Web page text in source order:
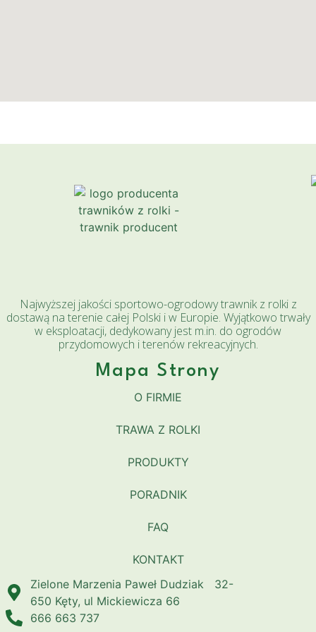
Najwyższej jakości sportowo-ogrodowy trawnik z rolki z
dostawą na terenie całej Polski i w Europie. Wyjątkowo trwały
w eksploatacji, dedykowany jest m.in. do ogrodów
przydomowych i terenów rekreacyjnych.
Mapa Strony
O FIRMIE
TRAWA Z ROLKI
PRODUKTY
PORADNIK
FAQ
KONTAKT
Zielone Marzenia Paweł Dudziak 32-
650 Kęty, ul Mickiewicza 66
666 663 737